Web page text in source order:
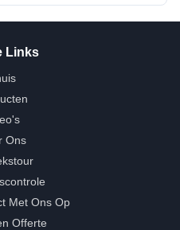
Links
Ons
Met Ons Op
Offerte